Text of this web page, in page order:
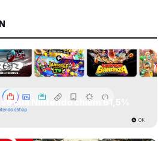
của Nintendo chiếm 61,5%